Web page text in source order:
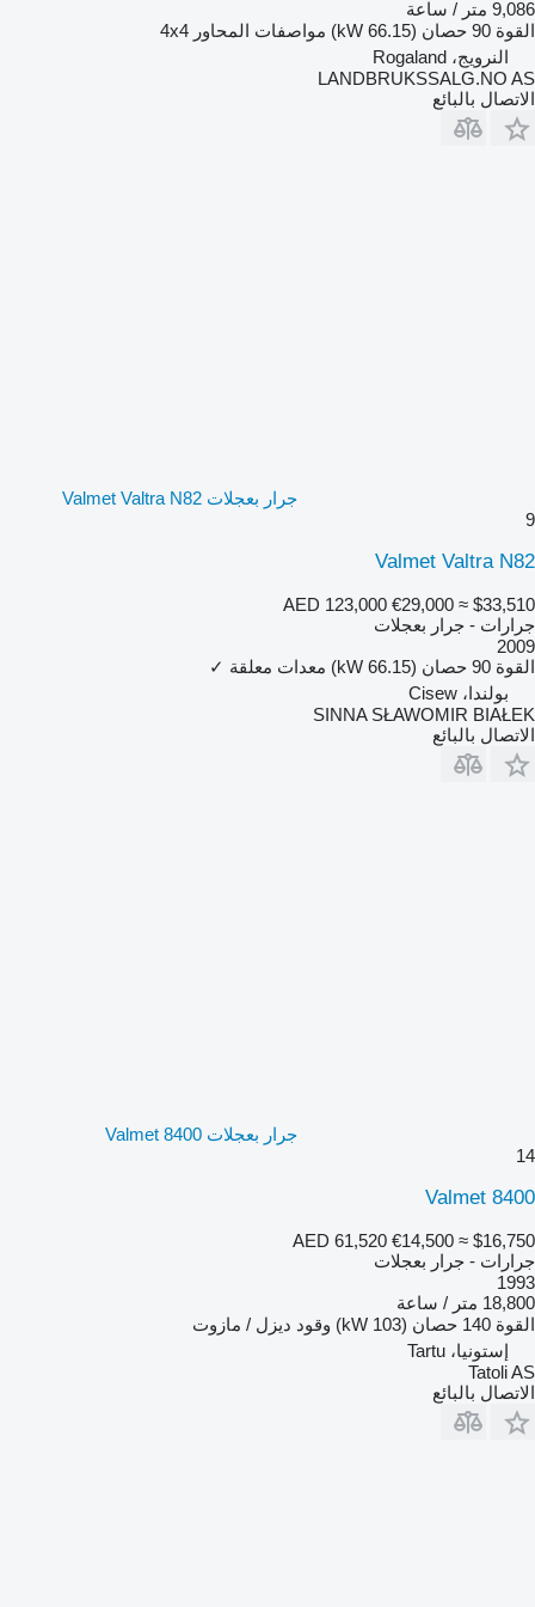
9,086 متر / ساعة
القوة 90 حصان (66.15 kW) مواصفات المحاور 4x4
النرويج، Rogaland
LANDBRUKSSALG.NO AS
الاتصال بالبائع
جرار بعجلات Valmet Valtra N82
9
Valmet Valtra N82
AED 123,000 €29,000 ≈ $33,510
جرارات - جرار بعجلات
2009
القوة 90 حصان (66.15 kW) معدات معلقة ✓
بولندا، Cisew
SINNA SŁAWOMIR BIAŁEK
الاتصال بالبائع
جرار بعجلات Valmet 8400
14
Valmet 8400
AED 61,520 €14,500 ≈ $16,750
جرارات - جرار بعجلات
1993
18,800 متر / ساعة
القوة 140 حصان (103 kW) وقود ديزل / مازوت
إستونيا، Tartu
Tatoli AS
الاتصال بالبائع